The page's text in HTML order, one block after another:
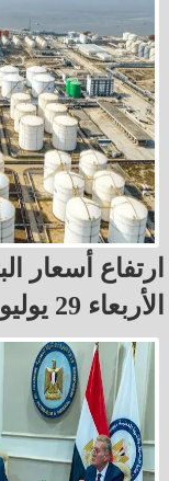
الأربعاء 29 يوليو 2026